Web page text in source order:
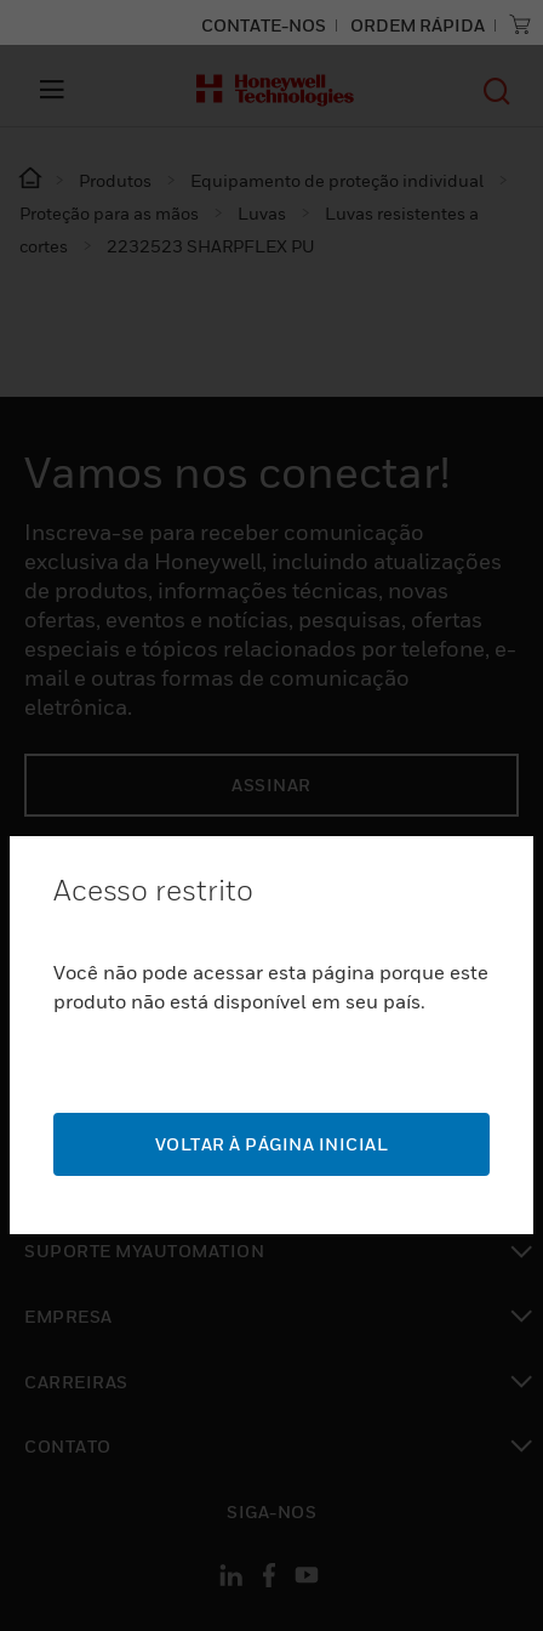
CONTATE-NOS ORDEM RÁPIDA
Produtos
Equipamento de proteção individual
Proteção para as mãos
Luvas
Luvas resistentes a
cortes
2232523 SHARPFLEX PU
Vamos nos conectar!
Inscreva-se para receber comunicação
exclusiva da Honeywell, incluindo atualizações
de produtos, informações técnicas, novas
ofertas, eventos e notícias, pesquisas, ofertas
especiais e tópicos relacionados por telefone, e-
mail e outras formas de comunicação
eletrônica.
ASSINAR
toggle view
toggle view
SERVIÇOS
SUPORTE
toggle view
toggle view
SUPORTE MYAUTOMATION
EMPRESA
CARREIRAS
CONTATO
SIGA-NOS
Acesso restrito
Você não pode acessar esta página porque este
produto não está disponível em seu país.
VOLTAR À PÁGINA INICIAL